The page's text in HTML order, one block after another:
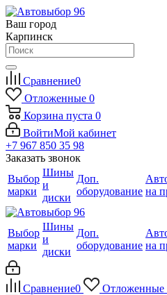
Ваш город
Карпинск
Сравнение0
Отложенные 0
Корзина пуста 0
ВойтиМой кабинет
+7 967 850 35 98
Заказать звонок
Выбор
марки
Шины
и
диски
Доп.
оборудование на
Выбор
марки
Шины
и
диски
Доп.
оборудование на
Сравнение0 Отложенные